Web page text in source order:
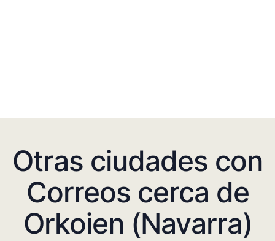
Otras ciudades con
Correos cerca de
Orkoien (Navarra)